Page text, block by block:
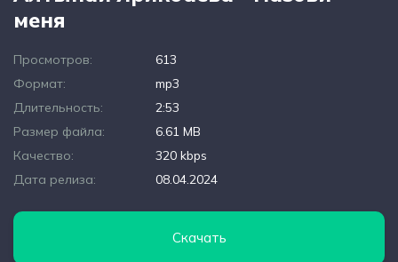
меня
Просмотров:
613
Формат:
mp3
Длительность:
2:53
Размер файла:
6.61 MB
Качество:
320 kbps
Дата релиза:
08.04.2024
Скачать